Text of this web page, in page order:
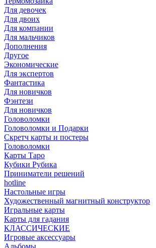
Для девочек
Для двоих
Для компании
Для мальчиков
Дополнения
Другое
Экономические
Для экспертов
Фантастика
Для новичков
Фэнтези
Для новичков
Головоломки
Головоломки и Подарки
Cкретч карты и постеры
Головоломки
Карты Таро
Кубики Рубика
Приниматели решений
hotline
Настольные игры
Художественный магнитный конструктор
Игральные карты
Карты для гадания
КЛАССИЧЕСКИЕ
Игровые аксессуары
Альбомы